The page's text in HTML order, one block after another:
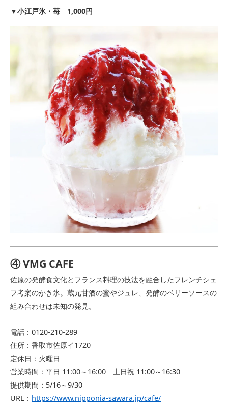
▼小江戸氷・苺 1,000円
④ VMG CAFE
佐原の発酵食文化とフランス料理の技法を融合したフレンチシェ
フ考案のかき氷。蔵元甘酒の蜜やジュレ、発酵のベリーソースの
組み合わせは未知の発見。
電話：0120-210-289
住所：香取市佐原イ1720
定休日：火曜日
営業時間：平日 11:00～16:00 土日祝 11:00～16:30
提供期間：5/16～9/30
URL： https://www.nipponia-sawara.jp/cafe/